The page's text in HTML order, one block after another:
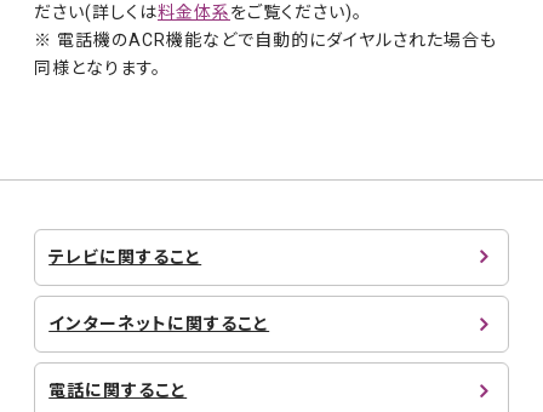
ださい(詳しくは料金体系をご覧ください)。
※ 電話機のACR機能などで自動的にダイヤルされた場合も
同様となります。
テレビに関すること
インターネットに関すること
電話に関すること